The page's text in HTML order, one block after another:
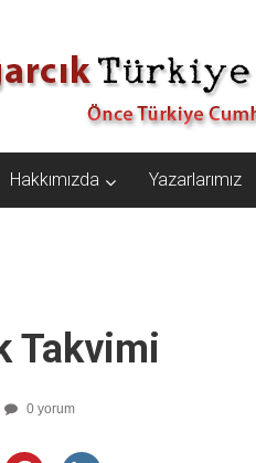
Hakkımızda Yazarlarımız
Takvimi
0 yorum